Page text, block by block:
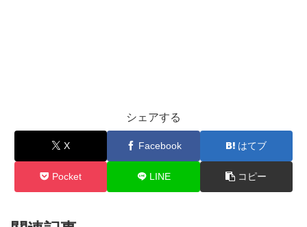
シェアする
X Facebook はてブ
Pocket LINE コピー